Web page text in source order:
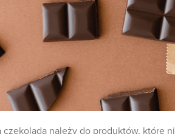
czekolada należy do produktów, które